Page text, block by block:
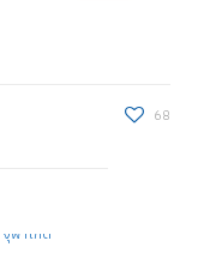
68